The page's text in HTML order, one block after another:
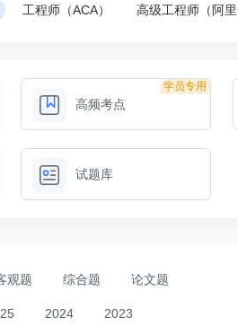
工程师（ACA） 高级工程师（阿里
学员专用
高频考点
试题库
观题 综合题 论文题
2024 2023